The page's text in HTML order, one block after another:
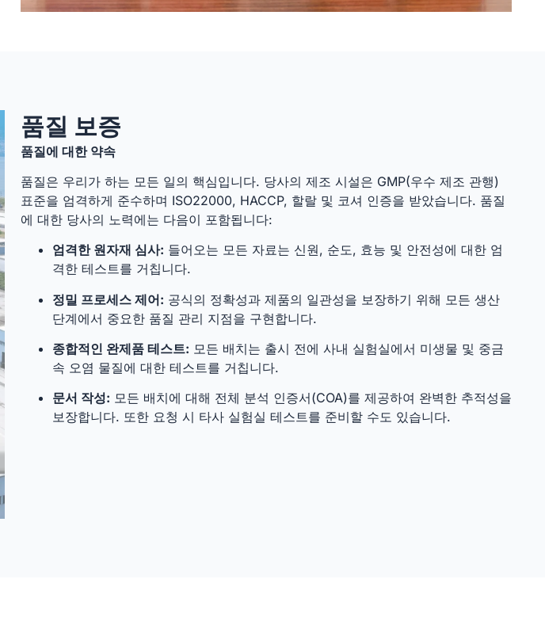
품질 보증
품질에 대한 약속
품질은 우리가 하는 모든 일의 핵심입니다. 당사의 제조 시설은 GMP(우수 제조 관행)
표준을 엄격하게 준수하며 ISO22000, HACCP, 할랄 및 코셔 인증을 받았습니다. 품질
에 대한 당사의 노력에는 다음이 포함됩니다:
엄격한 원자재 심사: 들어오는 모든 자료는 신원, 순도, 효능 및 안전성에 대한 엄
격한 테스트를 거칩니다.
정밀 프로세스 제어: 공식의 정확성과 제품의 일관성을 보장하기 위해 모든 생산
단계에서 중요한 품질 관리 지점을 구현합니다.
종합적인 완제품 테스트: 모든 배치는 출시 전에 사내 실험실에서 미생물 및 중금
속 오염 물질에 대한 테스트를 거칩니다.
문서 작성: 모든 배치에 대해 전체 분석 인증서(COA)를 제공하여 완벽한 추적성을
보장합니다. 또한 요청 시 타사 실험실 테스트를 준비할 수도 있습니다.